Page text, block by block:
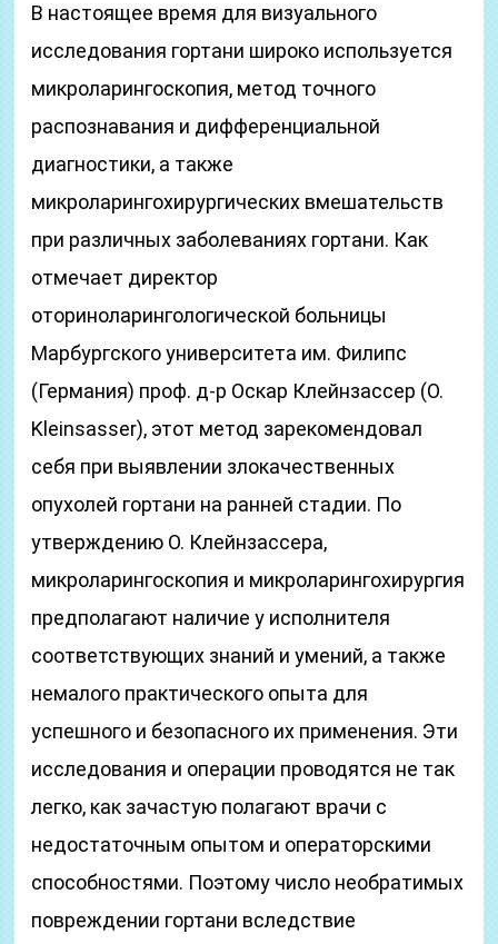
В настоящее время для визуального
исследования гортани широко используется
микроларингоскопия, метод точного
распознавания и дифференциальной
диагностики, а также
микроларингохирургических вмешательств
при различных заболеваниях гортани. Как
отмечает директор
оториноларингологической больницы
Марбургского университета им. Филипс
(Германия) проф. д-р Оскар Клейнзассер (O.
Kleinsasser), этот метод зарекомендовал
себя при выявлении злокачественных
опухолей гортани на ранней стадии. По
утверждению О. Клейнзассера,
микроларингоскопия и микроларингохирургия
предполагают наличие у исполнителя
соответствующих знаний и умений, а также
немалого практического опыта для
успешного и безопасного их применения. Эти
исследования и операции проводятся не так
легко, как зачастую полагают врачи с
недостаточным опытом и операторскими
способностями. Поэтому число необратимых
повреждении гортани вследствие